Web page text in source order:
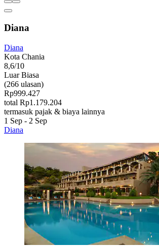
Diana
Diana
Kota Chania
8,6/10
Luar Biasa
(266 ulasan)
Rp999.427
total Rp1.179.204
termasuk pajak & biaya lainnya
1 Sep - 2 Sep
Diana